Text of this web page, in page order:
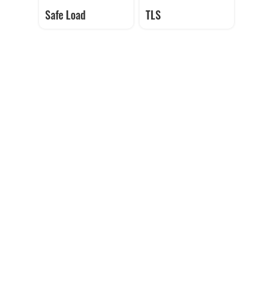
Safe Load
TLS